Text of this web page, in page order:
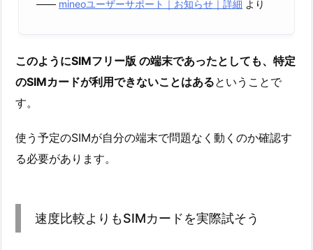
―― mineoユーザーサポート｜お知らせ｜詳細 より
このようにSIMフリー版 の端末であったとしても、特定
のSIMカードが利用できないことはあるということで
す。
使う予定のSIMが自分の端末で問題なく動くのか確認す
る必要があります。
速度比較よりもSIMカードを実際試そう